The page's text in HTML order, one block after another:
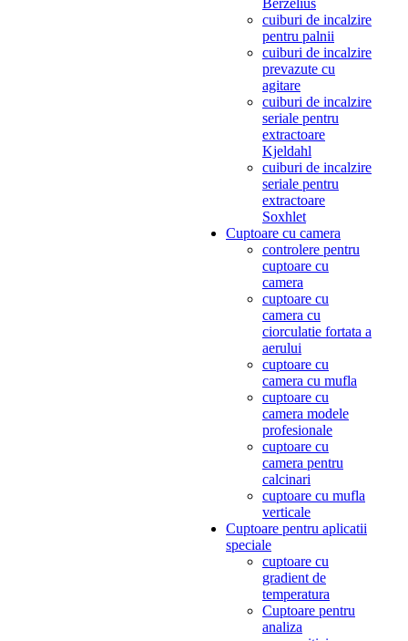
Berzelius
cuiburi de incalzire
pentru palnii
cuiburi de incalzire
prevazute cu
agitare
cuiburi de incalzire
seriale pentru
extractoare
Kjeldahl
cuiburi de incalzire
seriale pentru
extractoare
Soxhlet
Cuptoare cu camera
controlere pentru
cuptoare cu
camera
cuptoare cu
camera cu
ciorculatie fortata a
aerului
cuptoare cu
camera cu mufla
cuptoare cu
camera modele
profesionale
cuptoare cu
camera pentru
calcinari
cuptoare cu mufla
verticale
Cuptoare pentru aplicatii
speciale
cuptoare cu
gradient de
temperatura
Cuptoare pentru
analiza